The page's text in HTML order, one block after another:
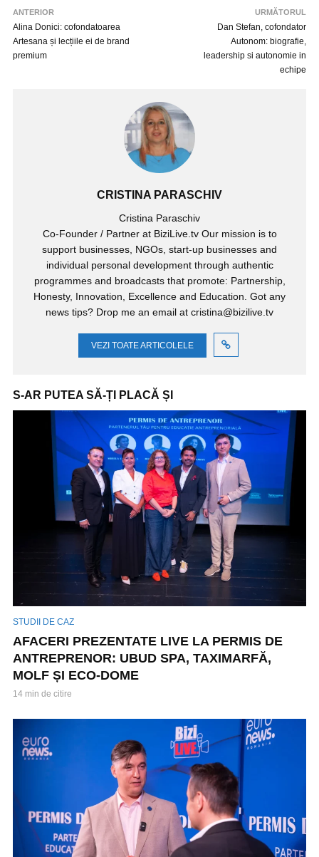
ANTERIOR
Alina Donici: cofondatoarea
Artesana și lecțiile ei de brand
premium
URMĂTORUL
Dan Stefan, cofondator
Autonom: biografie,
leadership si autonomie in
echipe
CRISTINA PARASCHIV
Cristina Paraschiv
Co-Founder / Partner at BiziLive.tv Our mission is to
support businesses, NGOs, start-up businesses and
individual personal development through authentic
programmes and broadcasts that promote: Partnership,
Honesty, Innovation, Excellence and Education. Got any
news tips? Drop me an email at cristina@bizilive.tv
VEZI TOATE ARTICOLELE
S-AR PUTEA SĂ-ȚI PLACĂ ȘI
STUDII DE CAZ
AFACERI PREZENTATE LIVE LA PERMIS DE
ANTREPRENOR: UBUD SPA, TAXIMARFĂ,
MOLF ȘI ECO-DOME
14 min de citire